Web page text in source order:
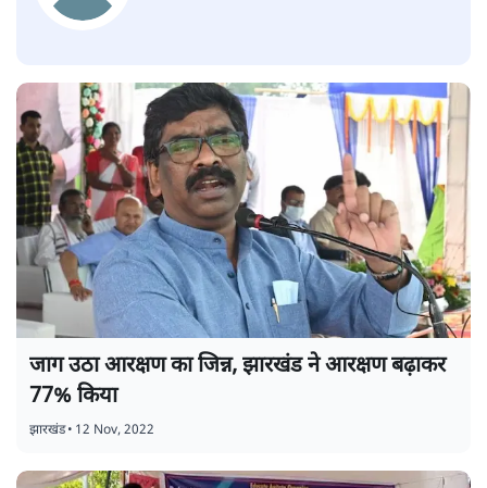
जाग उठा आरक्षण का जिन्न, झारखंड ने आरक्षण बढ़ाकर
77% किया
झारखंड• 12 Nov, 2022